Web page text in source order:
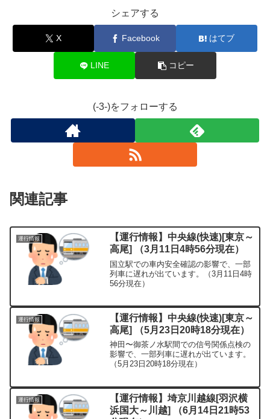
シェアする
X Facebook はてブ
LINE コピー
(-3-)をフォローする
関連記事
運行情報
【運行情報】中央線(快速)[東京～
高尾] （3月11日4時56分現在）
国立駅での車内安全確認の影響で、一部
列車に遅れが出ています。（3月11日4時
56分現在）
運行情報
【運行情報】中央線(快速)[東京～
高尾] （5月23日20時18分現在）
神田〜御茶ノ水駅間での信号関係点検の
影響で、一部列車に遅れが出ています。
（5月23日20時18分現在）
運行情報
【運行情報】埼京川越線[羽沢横
浜国大～川越] （6月14日21時53